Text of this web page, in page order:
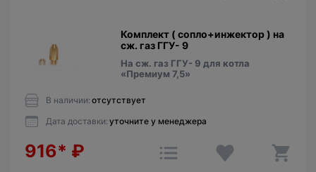
Комплект ( сопло+инжектор ) на
сж. газ ГГУ- 9
На сж. газ ГГУ- 9 для котла
«Премиум 7,5»
В наличии: отсутствует
Дата доставки: уточните у менеджера
916* ₽